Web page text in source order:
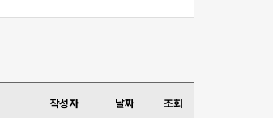
작성자 날짜 조회